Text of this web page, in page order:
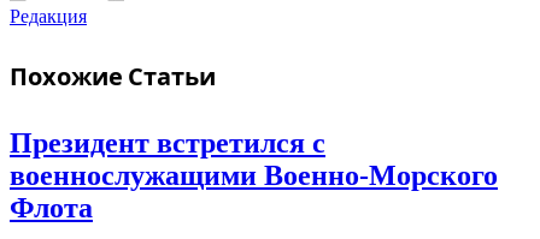
Редакция
Похожие Статьи
Президент встретился с
военнослужащими Военно-Морского
Флота